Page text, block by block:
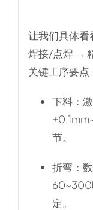
让我们具体
焊接/点焊 →
关键工序要点
下料：
节。
折弯：
60~300
定。